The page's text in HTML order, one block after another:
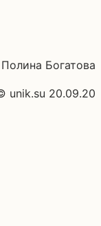
Полина Богатова
unik.su 20.09.20